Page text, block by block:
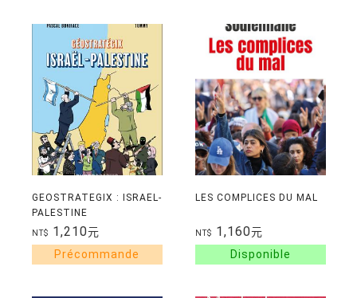
GEOSTRATEGIX : ISRAEL-
PALESTINE
NT$ 1,210元
LES COMPLICES DU MAL
NT$ 1,160元